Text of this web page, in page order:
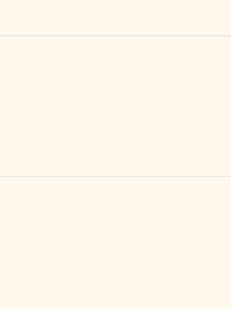
是没人要？
要的暴躁王爷～